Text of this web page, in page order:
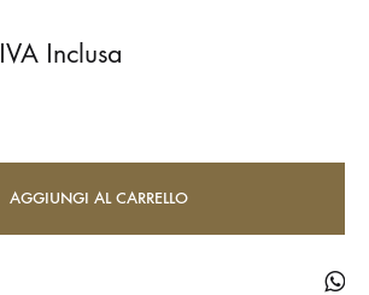
IVA Inclusa
AGGIUNGI AL CARRELLO